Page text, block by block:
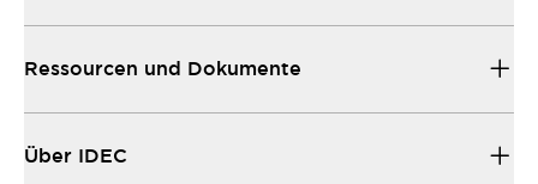
Ressourcen und Dokumente
Über IDEC